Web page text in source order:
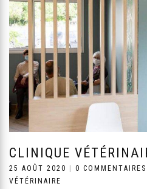
CLINIQUE
25 AOÛT 2020 | 0 COMMENTAIRES
VÉTÉRINAIRE